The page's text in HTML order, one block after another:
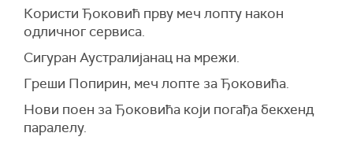
Користи Ђоковић прву меч лопту након
одличног сервиса.
Сигуран Аустралијанац на мрежи.
Греши Попирин, меч лопте за Ђоковића.
Нови поен за Ђоковића који погађа бекхенд
паралелу.